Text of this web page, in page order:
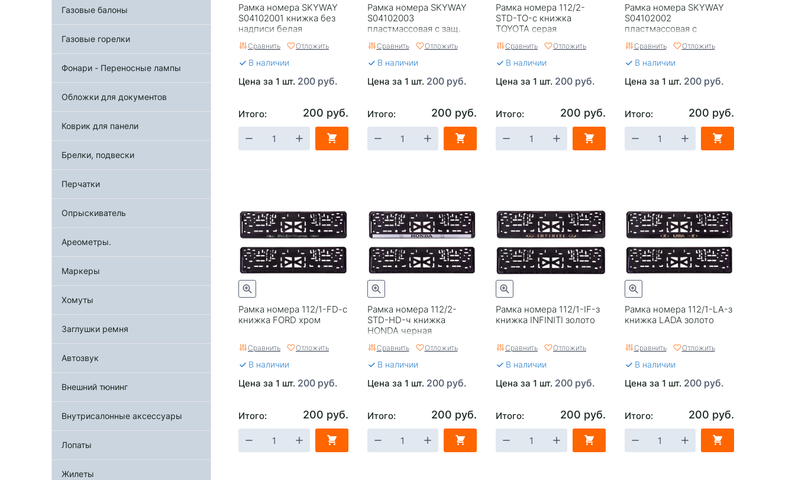
Рамка номера SKYWAY
S04102001 книжка без
надписи белая
Сравнить Отложить
В наличии
Цена за 1 шт. 200 руб.
Итого: 200 руб.
Рамка номера SKYWAY
S04102003
пластмассовая с защ.
Сравнить Отложить
В наличии
Цена за 1 шт. 200 руб.
Итого: 200 руб.
Рамка номера 112/2-
STD-TO-с книжка
TOYOTA серая
Сравнить Отложить
В наличии
Цена за 1 шт. 200 руб.
Итого: 200 руб.
Рамка номера SKYWAY
S04102002
пластмассовая с
серая
Сравнить Отложить
В наличии
Цена за 1 шт. 200 руб.
Итого: 200 руб.
Рамка номера 112/1-FD-c
книжка FORD хром
Сравнить Отложить
В наличии
Цена за 1 шт. 200 руб.
Итого: 200 руб.
Рамка номера 112/2-
STD-HD-ч книжка
HONDA черная
Сравнить Отложить
В наличии
Цена за 1 шт. 200 руб.
Итого: 200 руб.
Рамка номера 112/1-IF-з
книжка INFINITI золото
Сравнить Отложить
В наличии
Цена за 1 шт. 200 руб.
Итого: 200 руб.
Рамка номера 112/1-LA-з
книжка LADA золото
Сравнить Отложить
В наличии
Цена за 1 шт. 200 руб.
Итого: 200 руб.
Газовые балоны
Газовые горелки
Фонари - Переносные лампы
Обложки для документов
Коврик для панели
Брелки, подвески
Перчатки
Опрыскиватель
Ареометры.
Маркеры
Хомуты
Заглушки ремня
Автозвук
Внешний тюнинг
Внутрисалонные аксессуары
Лопаты
Жилеты